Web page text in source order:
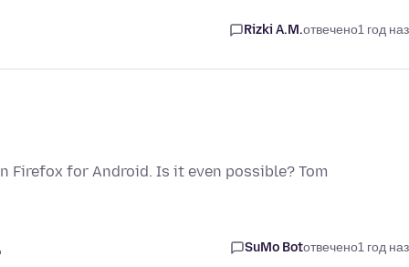
Rizki A.M.отвечено1 год
Firefox for Android. Is it even possible? Tom
SuMo Botотвечено1 год